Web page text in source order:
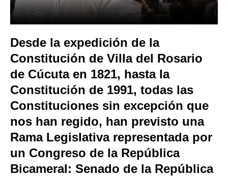
Desde la expedición de la
Constitución de Villa del Rosario
de Cúcuta en 1821, hasta la
Constitución de 1991, todas las
Constituciones sin excepción que
nos han regido, han previsto una
Rama Legislativa representada por
un Congreso de la República
Bicameral: Senado de la República